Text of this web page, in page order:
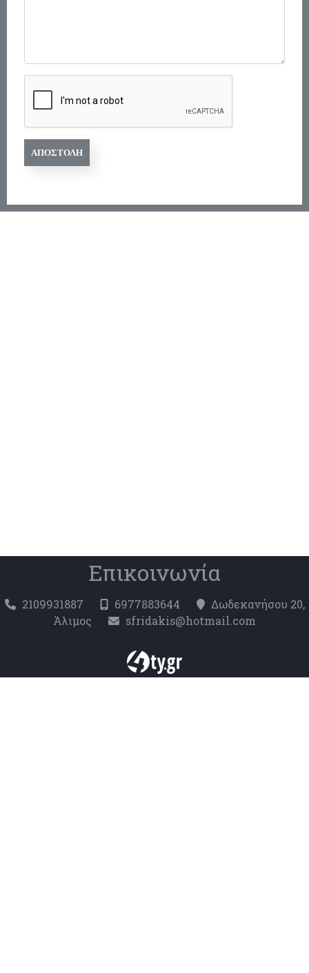
ΑΠΟΣΤΟΛΉ
Επικοινωνία
2109931887 6977883644
Δωδεκανήσου 20,
Άλιμος
sfridakis@hotmail.com